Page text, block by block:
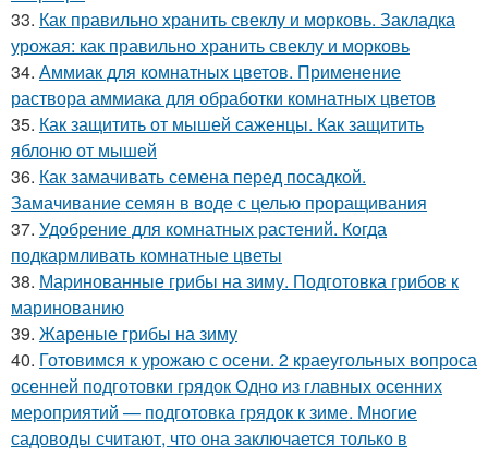
33. Как правильно хранить свеклу и морковь. Закладка
урожая: как правильно хранить свеклу и морковь
34. Аммиак для комнатных цветов. Применение
раствора аммиака для обработки комнатных цветов
35. Как защитить от мышей саженцы. Как защитить
яблоню от мышей
36. Как замачивать семена перед посадкой.
Замачивание семян в воде с целью проращивания
37. Удобрение для комнатных растений. Когда
подкармливать комнатные цветы
38. Маринованные грибы на зиму. Подготовка грибов к
маринованию
39. Жареные грибы на зиму
40. Готовимся к урожаю с осени. 2 краеугольных вопроса
осенней подготовки грядок Одно из главных осенних
мероприятий — подготовка грядок к зиме. Многие
садоводы считают, что она заключается только в